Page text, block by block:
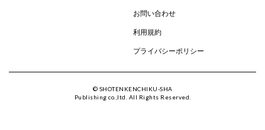
お問い合わせ
利用規約
プライバシーポリシー
© SHOTENKENCHIKU-SHA
Publishing co.,ltd. All Rights Reserved.